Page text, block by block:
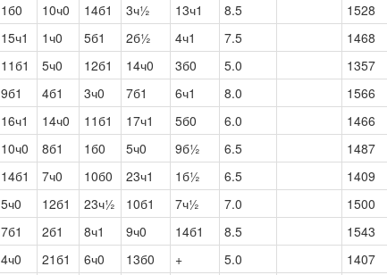
1б0 10ч0 14б1 3ч½ 13ч1 8.5 1528
15ч1 1ч0 5б1 2б½ 4ч1 7.5 1468
11б1 5ч0 12б1 14ч0 3б0 5.0 1357
9б1 4б1 3ч0 7б1 6ч1 8.0 1566
16ч1 14ч0 11б1 17ч1 5б0 6.0 1466
10ч0 8б1 1б0 5ч0 9б½ 6.5 1487
14б1 7ч0 10б0 23ч1 1б½ 6.5 1409
5ч0 12б1 23ч½ 10б1 7ч½ 7.0 1500
7б1 2б1 8ч1 9ч0 14б1 8.5 1543
4ч0 21б1 6ч0 13б0 + 5.0 1407